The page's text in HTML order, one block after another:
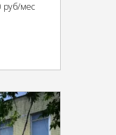
руб/мес